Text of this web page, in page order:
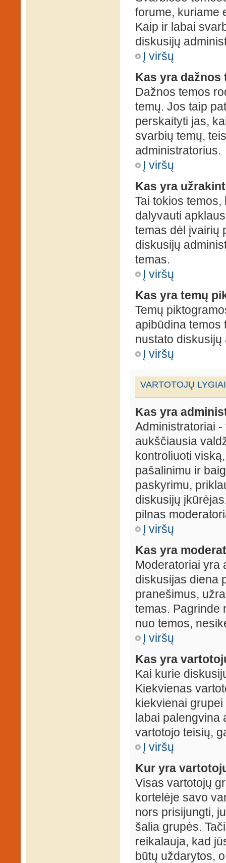
forume, kuriame
Kaip ir labai
diskusijų
Į viršų
Kas yra dažnos
Dažnos temos
temų. Jos taip
perskaityti jas,
svarbių temų,
administratorius.
Į viršų
Kas yra
Tai tokios
dalyvauti
temas dėl įvairių
diskusijų
temas.
Į viršų
Kas yra temų
Temų
apibūdina temos
nustato
Į viršų
VARTOTOJŲ
Kas yra
Administratoriai
aukščiausia
kontroliuoti
pašalinimu ir
paskyrimu,
diskusijų
pilnas
Į viršų
Kas yra
Moderatoriai yra
diskusijas diena
pranešimus,
temas. Pagrinde
nuo temos,
Į viršų
Kas yra
Kai kurie
Kiekvienas
kiekvienai
labai palengvina
vartotojo teisių,
Į viršų
Kur yra
Visas vartotojų
kortelėje savo
nors prisijungti,
šalia grupės.
reikalauja, kad
būtų uždarytos,